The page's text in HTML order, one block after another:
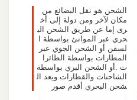
الشحن هو نقل البضائع من
مكان لآخر ومن دولة إلى أخ
رى إما عن طريق الشحن الب
حري عبر الموانئ بواسطة ا
لسفن أو الشحن الجوي عبر
المطارات بواسطة الطائرا
ت .أو الشحن البري بواسطة
الشاحنات والقطارات ويعد ال
شحن البحري أقدم صور